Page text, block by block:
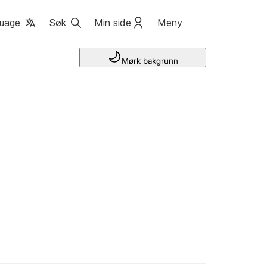
Søk Min side Meny
Mørk bakgrunn